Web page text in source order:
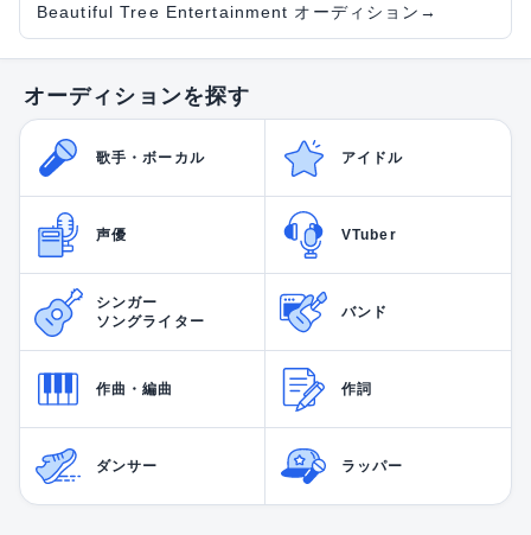
Beautiful Tree Entertainment オーディション →
オーディションを探す
歌手・ボーカル アイドル
声優 VTuber
シンガー
ソングライター
バンド
作曲・編曲 作詞
ダンサー ラッパー